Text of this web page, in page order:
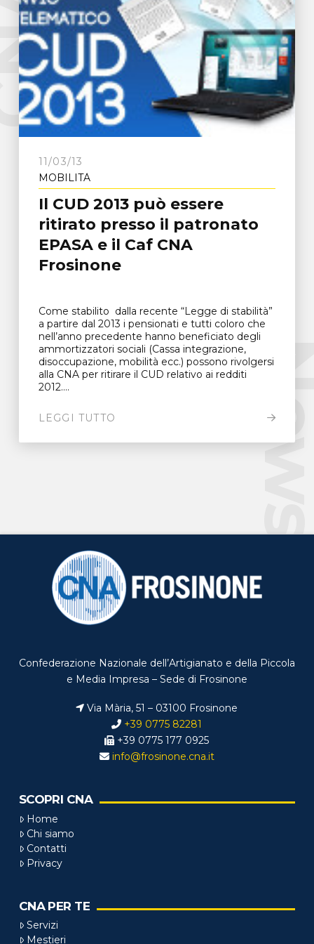
11/03/13
MOBILITÀ
Il CUD 2013 può essere
ritirato presso il patronato
EPASA e il Caf CNA
Frosinone
Come stabilito dalla recente “Legge di stabilità”
a partire dal 2013 i pensionati e tutti coloro che
nell’anno precedente hanno beneficiato degli
ammortizzatori sociali (Cassa integrazione,
disoccupazione, mobilità ecc.) possono rivolgersi
alla CNA per ritirare il CUD relativo ai redditi
2012....
LEGGI TUTTO
Confederazione Nazionale dell’Artigianato e della Piccola
e Media Impresa – Sede di Frosinone
Via Mària, 51 – 03100 Frosinone
+39 0775 82281
+39 0775 177 0925
info@frosinone.cna.it
SCOPRI CNA
Home
Chi siamo
Contatti
Privacy
CNA PER TE
Servizi
Mestieri